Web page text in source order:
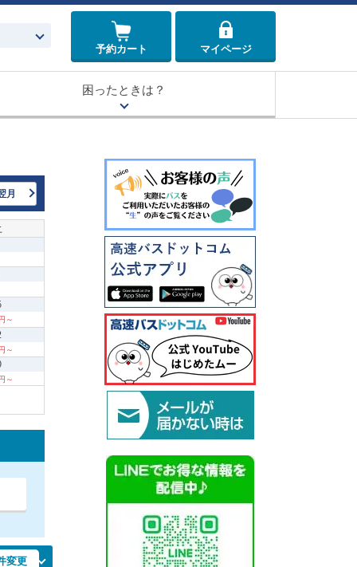
予約カート
マイページ
困ったときは？
月
～
～
～
変更